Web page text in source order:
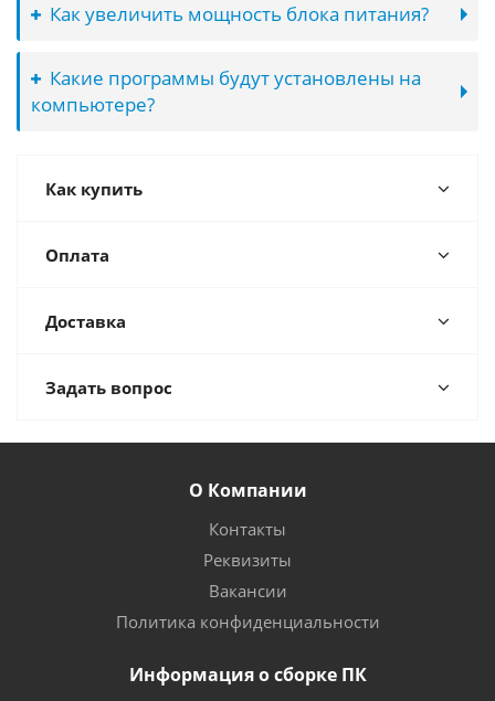
Как увеличить мощность блока питания?
Какие программы будут установлены на
компьютере?
Как купить
Оплата
Доставка
Задать вопрос
О Компании
Контакты
Реквизиты
Вакансии
Политика конфиденциальности
Информация о сборке ПК